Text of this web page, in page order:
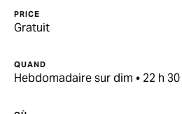
PRICE
Gratuit
QUAND
Hebdomadaire sur dim • 22 h 30